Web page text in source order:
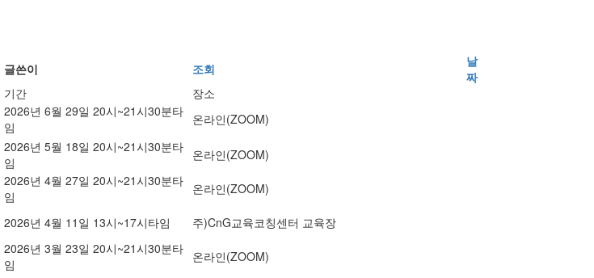
글쓴이 조회
날
짜
기간
장소
2026년 6월 29일 20시~21시30분타
임
온라인(ZOOM)
2026년 5월 18일 20시~21시30분타
임
온라인(ZOOM)
2026년 4월 27일 20시~21시30분타
임
온라인(ZOOM)
2026년 4월 11일 13시~17시타임 주)CnG교육코칭센터 교육장
2026년 3월 23일 20시~21시30분타
임
온라인(ZOOM)